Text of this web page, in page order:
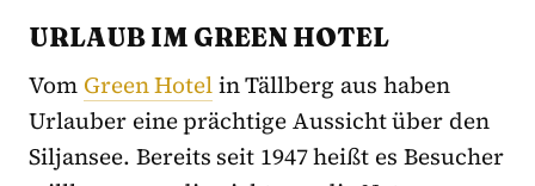
URLAUB IM GREEN HOTEL
Vom Green Hotelin Tällberg aus haben
Urlauber eine prächtige Aussicht über den
Siljansee. Bereits seit 1947 heißt es Besucher